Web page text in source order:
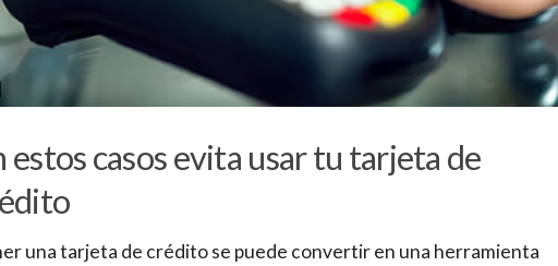
estos casos evita usar tu tarjeta de
una tarjeta de crédito se puede convertir en una herramienta